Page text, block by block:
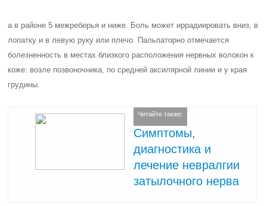
а в районе 5 межреберья и ниже. Боль может иррадиировать вниз, в
лопатку и в левую руку или плечо. Пальпаторно отмечается
болезненность в местах близкого расположения нервных волокон к
коже: возле позвоночника, по средней аксилярной линии и у края
грудины.
Читайте также:
Симптомы,
диагностика и
лечение невралгии
затылочного нерва